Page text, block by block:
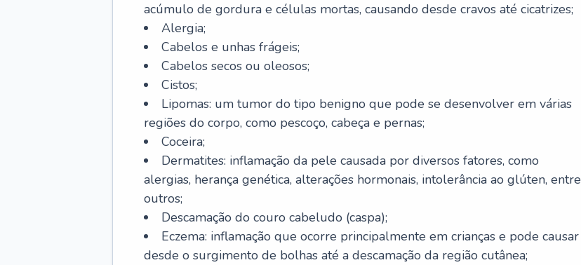
acúmulo de gordura e células mortas, causando desde cravos até cicatrizes;
Alergia;
Cabelos e unhas frágeis;
Cabelos secos ou oleosos;
Cistos;
Lipomas: um tumor do tipo benigno que pode se desenvolver em várias
regiões do corpo, como pescoço, cabeça e pernas;
Coceira;
Dermatites: inflamação da pele causada por diversos fatores, como
alergias, herança genética, alterações hormonais, intolerância ao glúten, entre
outros;
Descamação do couro cabeludo (caspa);
Eczema: inflamação que ocorre principalmente em crianças e pode causar
desde o surgimento de bolhas até a descamação da região cutânea;